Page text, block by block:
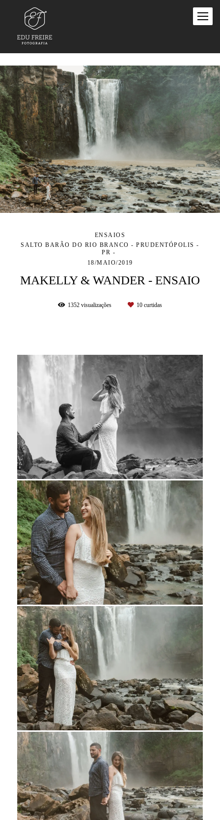
ENSAIOS
SALTO BARÃO DO RIO BRANCO - PRUDENTÓPOLIS -
PR
18/MAIO/2019
MAKELLY & WANDER - ENSAIO
1352 visualizações 10 curtidas